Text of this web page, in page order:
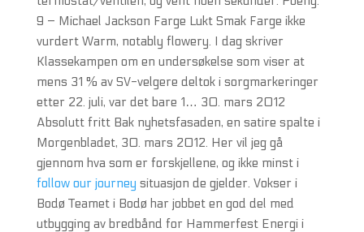
9 – Michael Jackson Farge Lukt Smak Farge ikke
vurdert Warm, notably flowery. I dag skriver
Klassekampen om en undersøkelse som viser at
mens 31 % av SV-velgere deltok i sorgmarkeringer
etter 22. juli, var det bare 1… 30. mars 2012
Absolutt fritt Bak nyhetsfasaden, en satire spalte i
Morgenbladet, 30. mars 2012. Her vil jeg gå
gjennom hva som er forskjellene, og ikke minst i
follow our journey situasjon de gjelder. Vokser i
Bodø Teamet i Bodø har jobbet en god del med
utbygging av bredbånd for Hammerfest Energi i